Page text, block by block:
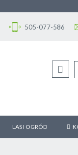
505-077-586
LAS I OGRÓD